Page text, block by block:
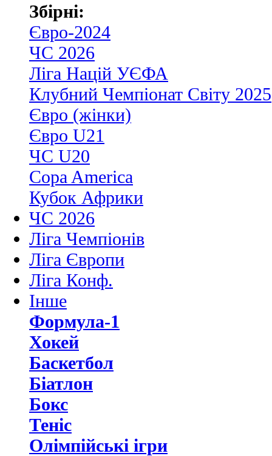
Збірні:
Євро-2024
ЧС 2026
Ліга Націй УЄФА
Клубний Чемпіонат Світу 2025
Євро (жінки)
Євро U21
ЧС U20
Copa America
Кубок Африки
ЧС 2026
Ліга Чемпіонів
Ліга Європи
Ліга Конф.
Інше
Формула-1
Хокей
Баскетбол
Біатлон
Бокс
Теніс
Олімпійські ігри